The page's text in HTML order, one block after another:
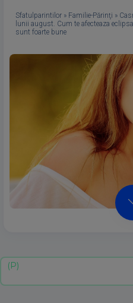
Sfatulparintilor » Familie-Părinţi »
lunii august. Cum te afecteaza
sunt foarte bune